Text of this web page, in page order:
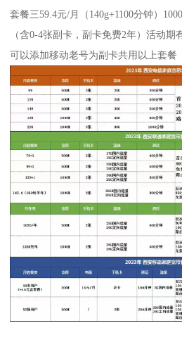
套餐三59.4元/月（140g+1100分钟）
（含0-4张副卡，副卡免费2年）活动
可以添加移动老号为副卡共用以上套餐